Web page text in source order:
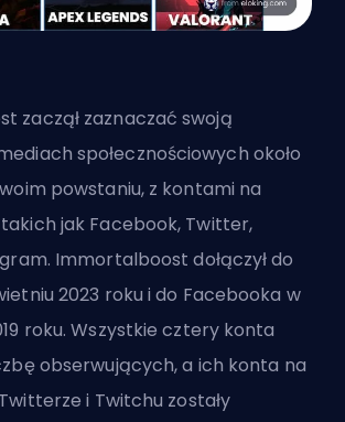
zaczął zaznaczać swoją
społecznościowych około
powstaniu, z kontami na
jak Facebook, Twitter,
Immortalboost dołączył do
2023 roku i do Facebooka w
roku. Wszystkie cztery konta
obserwujących, a ich konta na
i Twitchu zostały